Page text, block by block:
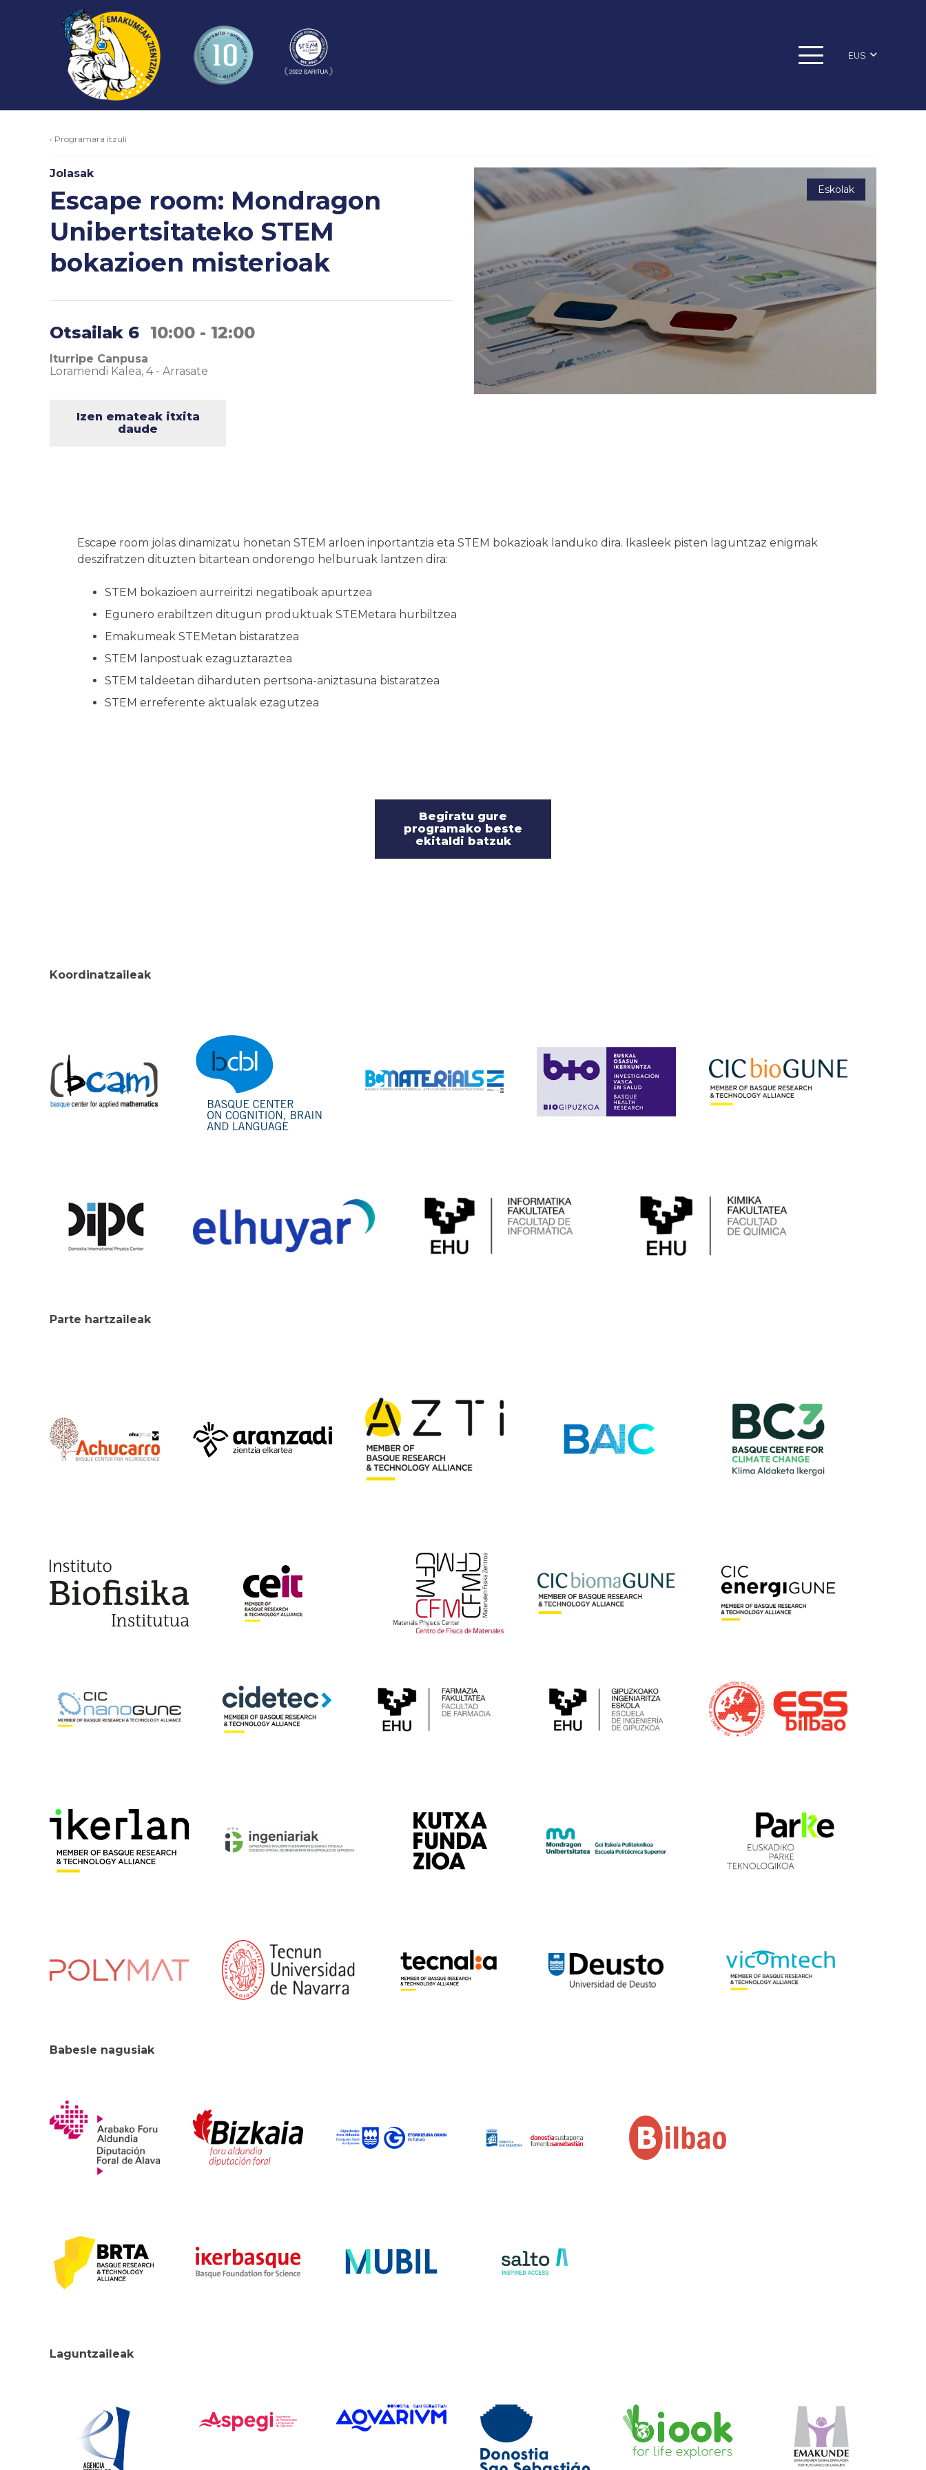
EUS
‹ Programara itzuli
Jolasak
Escape room: Mondragon
Unibertsitateko STEM
bokazioen misterioak
Otsailak 6 10:00 - 12:00
Iturripe Canpusa
Loramendi Kalea, 4- Arrasate
Izen emateak itxita
daude
Eskolak
Escape room jolas dinamizatu honetan STEM arloen inportantzia eta STEM bokazioak landuko dira. Ikasleek pisten laguntzaz enigmak
deszifratzen dituzten bitartean ondorengo helburuak lantzen dira:
STEM bokazioen aurreiritzi negatiboak apurtzea
Egunero erabiltzen ditugun produktuak STEMetara hurbiltzea
Emakumeak STEMetan bistaratzea
STEM lanpostuak ezaguztaraztea
STEM taldeetan diharduten pertsona-aniztasuna bistaratzea
STEM erreferente aktualak ezagutzea
Begiratu gure
programako beste
ekitaldi batzuk
Koordinatzaileak
Parte hartzaileak
Babesle nagusiak
Laguntzaileak